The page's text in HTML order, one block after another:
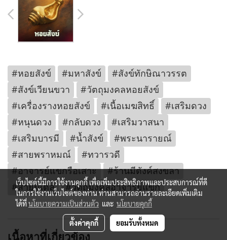
#หอยสังข์ #มหาสังข์
#สังข์ทักษิณาวรรต
#สังข์เวียนขวา
#วัตถุมงคลหอยสังข์
#เครื่องรางหอยสังข์
#เนื้อเมฆสิทธิ์
#เสริมดวง
#หนุนดวง
#กลับดวง
#เสริมวาสนา
#เสริมบารมี
#น้ำสังข์
#พระนารายณ์
#สายพราหมณ์
#ทวารวดี
#อาจารย์แขกรือเสาะ
#ร้านมีตังค์สงขลา
#สายมูเตลู
#วัตถุมงคลอาจารย์แขก
เนื้อหาที่เกี่ยวข้อง
เว็บไซต์นี้มีการใช้งานคุกกี้ เพื่อเพิ่มประสิทธิภาพและประสบการณ์ที่ดี
ในการใช้งานเว็บไซต์ของท่าน ท่านสามารถอ่านรายละเอียดเพิ่มเติม
ได้ที่นโยบายความเป็นส่วนตัว และ นโยบายคุกกี้
ตั้งค่าคุกกี้ ยอมรับทั้งหมด